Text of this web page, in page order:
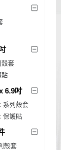
殼套
貼
6.9吋
系列殼套
保護貼
殼套